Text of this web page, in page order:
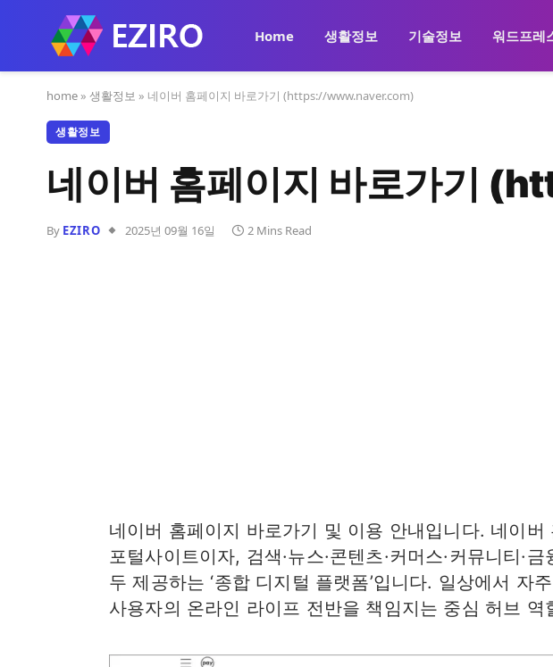
Home 생활정보 기술정보 워드프레
home » 생활정보 » 네이버 홈페이지 바로가기 (https://www.naver.com)
생활정보
네이버 홈페이지 바로가기
By EZIRO 2025년 09월 16일 2 Mins Read
네이버 홈페이지 바로가기 및 이용 안내입니다. 네이버
포털사이트이자, 검색·뉴스·콘텐츠·커머스·커뮤니티·
두 제공하는 ‘종합 디지털 플랫폼’입니다. 일상에서 자
사용자의 온라인 라이프 전반을 책임지는 중심 허브 역